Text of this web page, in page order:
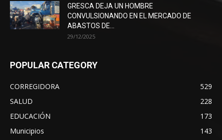
GRESCA DEJA UN HOMBRE
CONVULSIONANDO EN EL MERCADO DE
ABASTOS DE...
29/12/2025
POPULAR CATEGORY
CORREGIDORA
529
SALUD
228
EDUCACIÓN
173
Municipios
143